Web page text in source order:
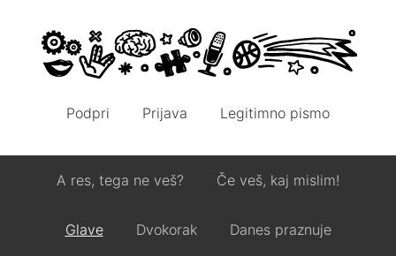
Podpri Prijava Legitimno pismo
A res, tega ne veš? Če veš, kaj mislim!
Glave Dvokorak Danes praznuje